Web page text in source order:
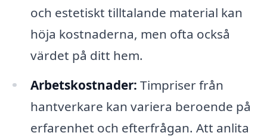
och estetiskt tilltalande material kan
höja kostnaderna, men ofta också
värdet på ditt hem.
Arbetskostnader: Timpriser från
hantverkare kan variera beroende på
erfarenhet och efterfrågan. Att anlita